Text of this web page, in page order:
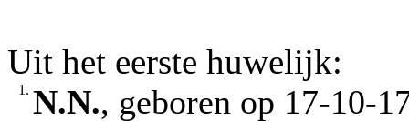
Uit het eerste huwelijk:
1. N.N., geboren op 17-10-